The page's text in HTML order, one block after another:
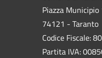
Piazza
74121 - Taranto
Codice Fiscale:
Partita IVA: